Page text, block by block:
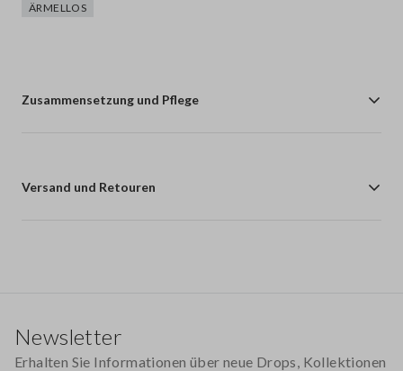
ÄRMELLOS
Zusammensetzung und Pflege
Versand und Retouren
Newsletter
Erhalten Sie Informationen über neue Drops, Kollektionen